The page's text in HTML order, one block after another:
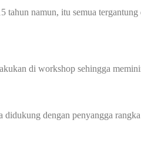
tahun namun, itu semua
di workshop sehingga
dengan penyangga